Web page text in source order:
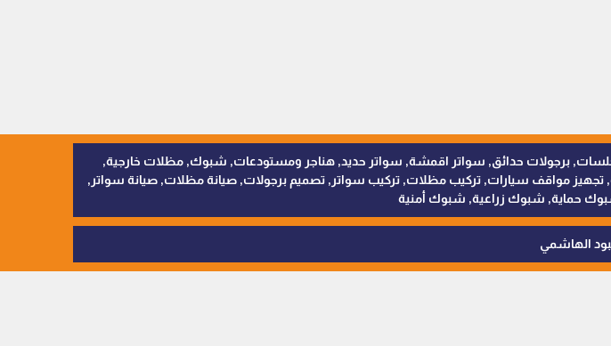
مظلات مواقف, مظلات جلسات, برجولات حدائق, سواتر اقمشة, سواتر حديد, هناجر ومستودعات, شبوك, مظلات خارجية,
مواقف سيارات, تركيب مظلات, تركيب سواتر, تصميم برجولات, صيانة مظلات, صيانة سواتر,
حماية, شبوك زراعية, شبوك أمنية
الهاشمي